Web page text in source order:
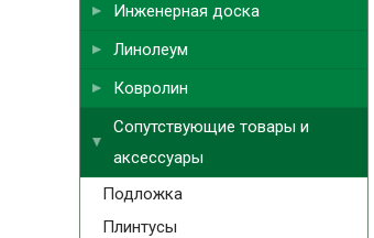
Инженерная доска
Линолеум
Ковролин
Сопутствующие товары и
аксессуары
Подложка
Плинтусы